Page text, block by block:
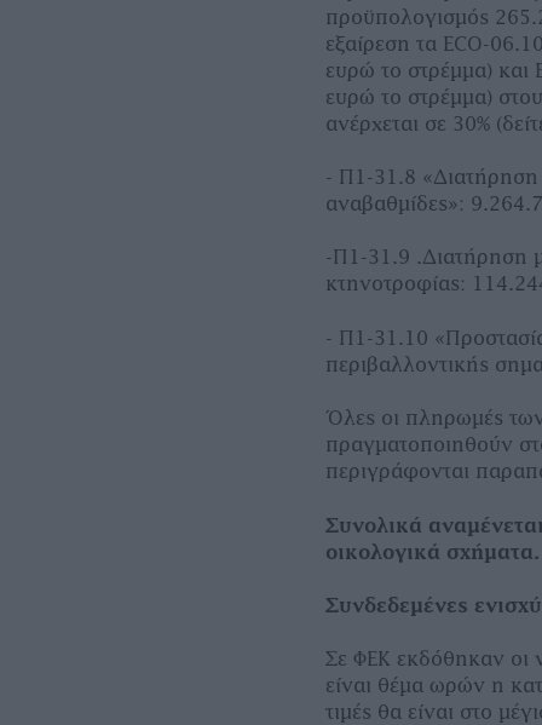
προϋπολογισμός
εξαίρεση τα ECO-
ευρώ το στρέμμα) και
ευρώ το στρέμμα)
ανέρχεται σε 30%
- Π1-31.8 «Διατήρηση
αναβαθμίδες»:
-Π1-31.9 .Διατήρηση
κτηνοτροφίας:
- Π1-31.10
περιβαλλοντικής
Όλες οι πληρωμές
πραγματοποιηθούν
περιγράφονται
Συνολικά
οικολογικά σχήματα.
Συνδεδεμένες
Σε ΦΕΚ εκδόθηκαν οι
είναι θέμα ωρών η
τιμές θα είναι στο